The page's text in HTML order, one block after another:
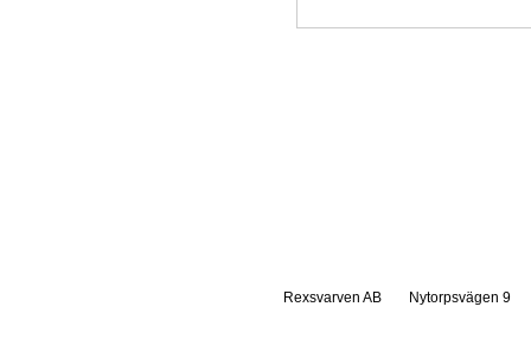
Rexsvarven AB Nytorpsvägen 9